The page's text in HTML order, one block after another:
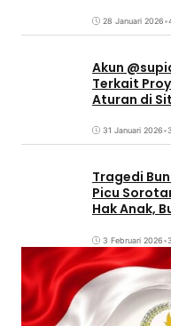
28 Januari 2026•
Akun
Terkait
Aturan di
31 Januari 2026•
Tragedi
Picu
Hak Anak,
3 Februari 2026•